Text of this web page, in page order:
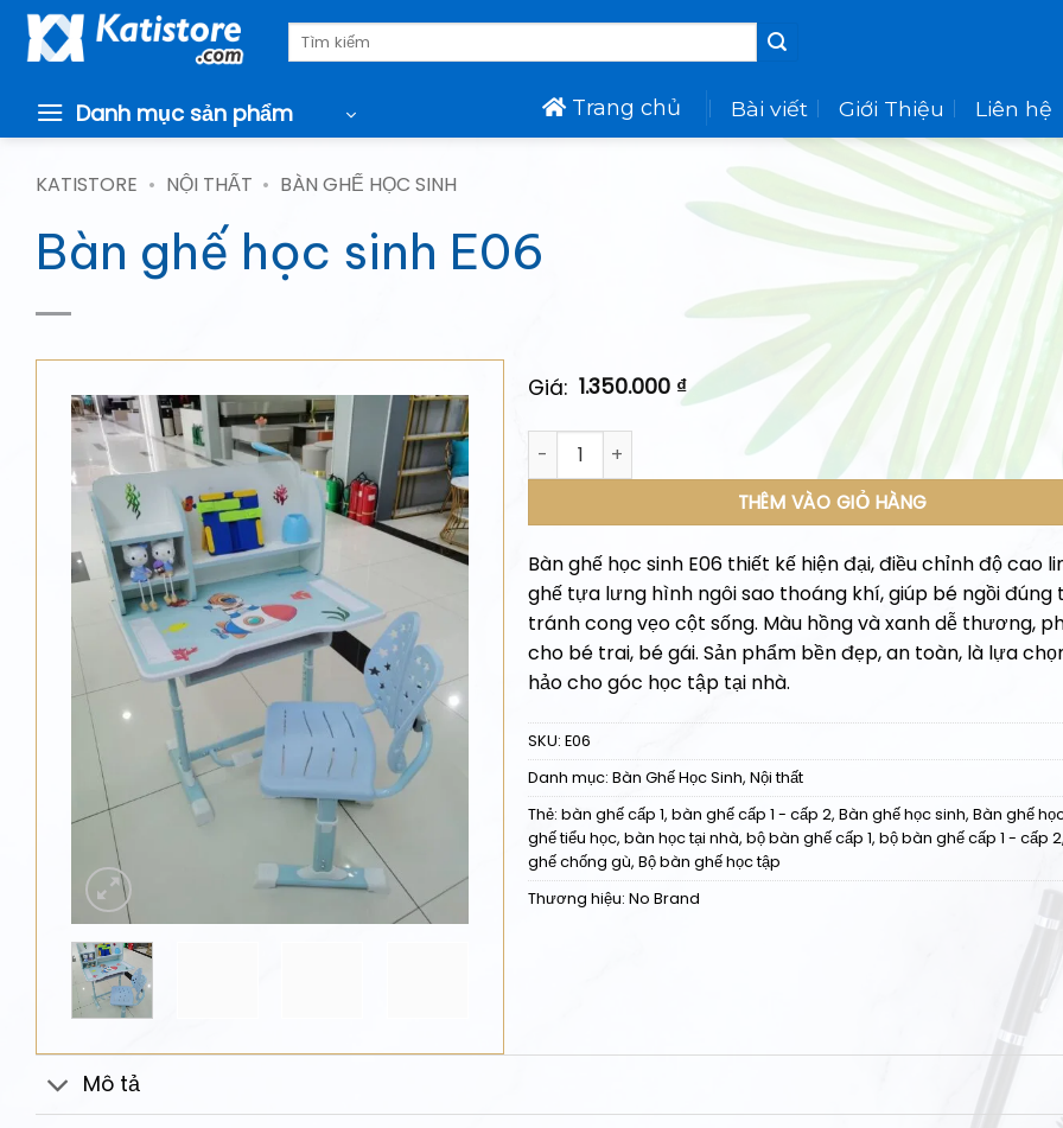
Chuyển
đến
dung
Tìm
Danh mục sản phẩm Trang chủ Bài viết Giới Thiệu Liên hệ
KATISTORE • NỘI THẤT • BÀN GHẾ HỌC SINH
Bàn ghế học sinh E06
Giá: 1.350.000 ₫
Bàn ghế học sinh E06 số lượng
THÊM VÀO GIỎ HÀNG
Bàn ghế học sinh E06 thiết kế hiện đại, điều chỉnh độ cao
ghế tựa lưng hình ngôi sao thoáng khí, giúp bé ngồi đúng
tránh cong vẹo cột sống. Màu hồng và xanh dễ thương,
cho bé trai, bé gái. Sản phẩm bền đẹp, an toàn, là lựa
hảo cho góc học tập tại nhà.
SKU: E06
Danh mục: Bàn Ghế Học Sinh, Nội thất
Thẻ: bàn ghế cấp 1, bàn ghế cấp 1 - cấp 2, Bàn ghế học sinh, Bàn ghế
ghế tiểu học, bàn học tại nhà, bộ bàn ghế cấp 1, bộ bàn ghế cấp 1 - cấp 2,
ghế chống gù, Bộ bàn ghế học tập
Thương hiệu: No Brand
Mô tả